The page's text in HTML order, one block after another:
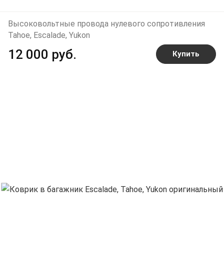
Высоковольтные провода нулевого сопротивления
Tahoe, Escalade, Yukon
12 000 руб. Купить